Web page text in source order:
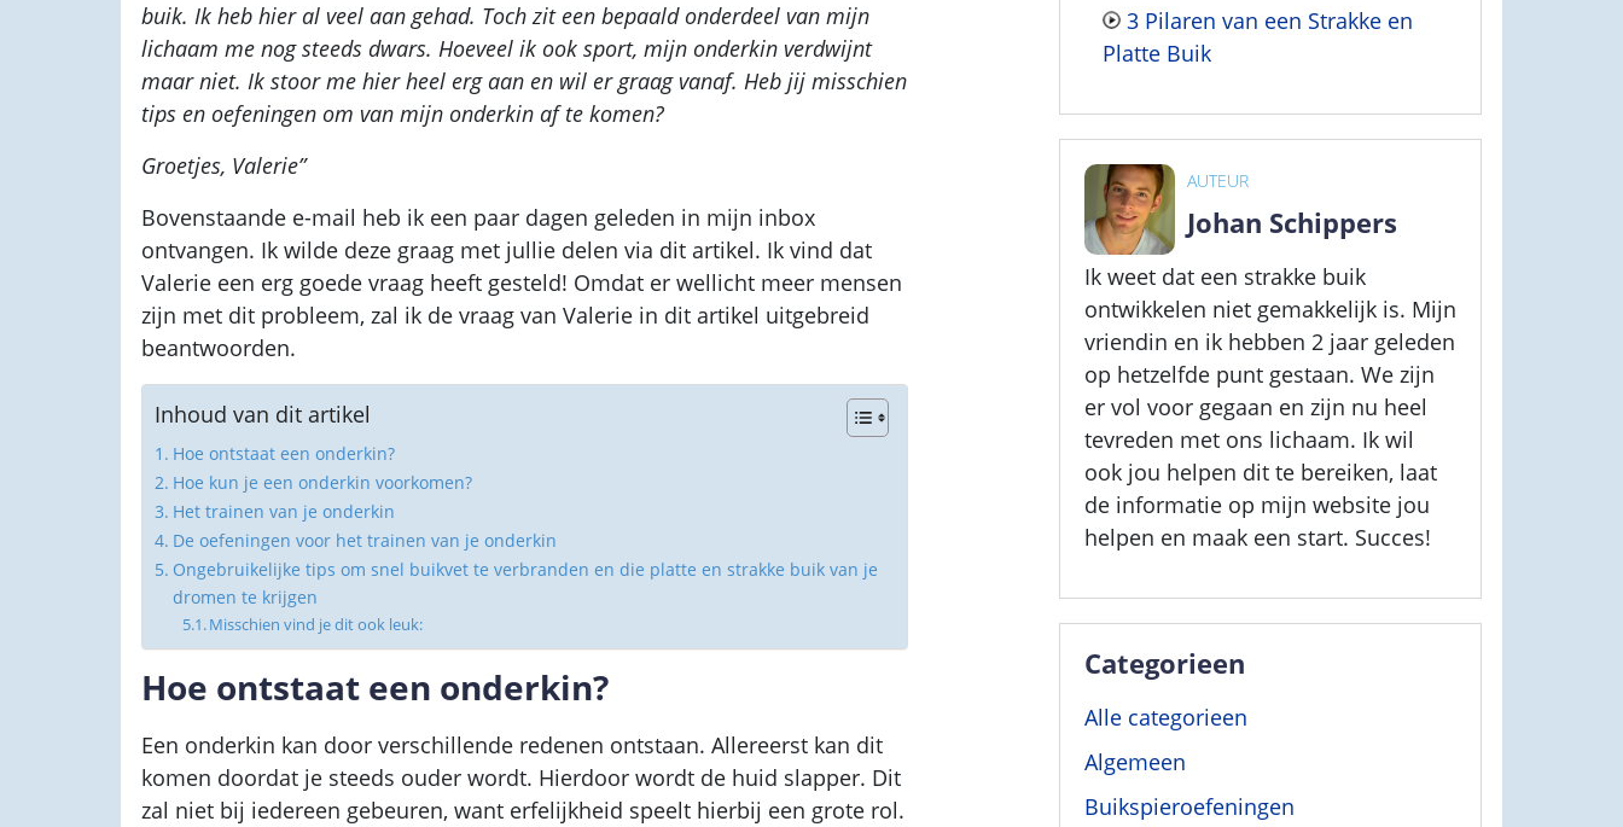
buik. Ik heb hier al veel aan gehad. Toch zit een bepaald onderdeel van mijn
lichaam me nog steeds dwars. Hoeveel ik ook sport, mijn onderkin verdwijnt
maar niet. Ik stoor me hier heel erg aan en wil er graag vanaf. Heb jij misschien
tips en oefeningen om van mijn onderkin af te komen?
Groetjes, Valerie”
Bovenstaande e-mail heb ik een paar dagen geleden in mijn inbox
ontvangen. Ik wilde deze graag met jullie delen via dit artikel. Ik vind dat
Valerie een erg goede vraag heeft gesteld! Omdat er wellicht meer mensen
zijn met dit probleem, zal ik de vraag van Valerie in dit artikel uitgebreid
beantwoorden.
Inhoud van dit artikel
Hoe ontstaat een onderkin?
Hoe kun je een onderkin voorkomen?
Het trainen van je onderkin
De oefeningen voor het trainen van je onderkin
Ongebruikelijke tips om snel buikvet te verbranden en die platte en strakke buik van je
dromen te krijgen
Misschien vind je dit ook leuk:
Hoe ontstaat een onderkin?
Een onderkin kan door verschillende redenen ontstaan. Allereerst kan dit
komen doordat je steeds ouder wordt. Hierdoor wordt de huid slapper. Dit
zal niet bij iedereen gebeuren, want erfelijkheid speelt hierbij een grote rol.
3 Pilaren van een Strakke en
Platte Buik
AUTEUR
Johan Schippers
Ik weet dat een strakke buik
ontwikkelen niet gemakkelijk is. Mijn
vriendin en ik hebben 2 jaar geleden
op hetzelfde punt gestaan. We zijn
er vol voor gegaan en zijn nu heel
tevreden met ons lichaam. Ik wil
ook jou helpen dit te bereiken, laat
de informatie op mijn website jou
helpen en maak een start. Succes!
Categorieen
Alle categorieen
Algemeen
Buikspieroefeningen